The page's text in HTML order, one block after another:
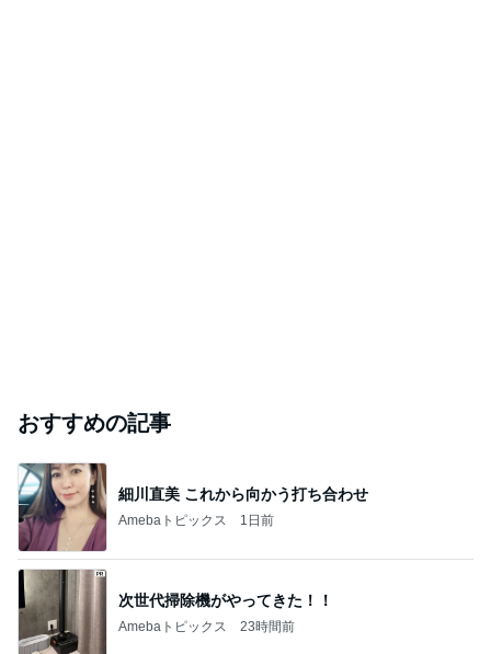
おすすめの記事
細川直美 これから向かう打ち合わせ
Amebaトピックス 1日前
次世代掃除機がやってきた！！
Amebaトピックス 23時間前